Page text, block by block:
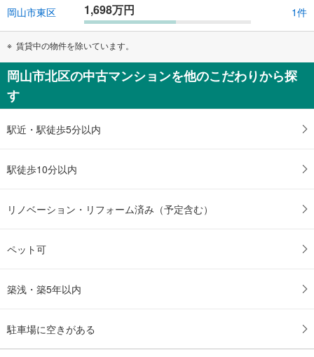
岡山市東区 1,698万円 1件
賃貸中の物件を除いています。
岡山市北区の中古マンションを他のこだわりから探
す
駅近・駅徒歩5分以内
駅徒歩10分以内
リノベーション・リフォーム済み（予定含む）
ペット可
築浅・築5年以内
駐車場に空きがある